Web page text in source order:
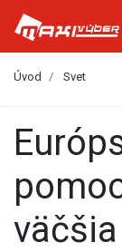
Úvod Svet
Európska vojenská